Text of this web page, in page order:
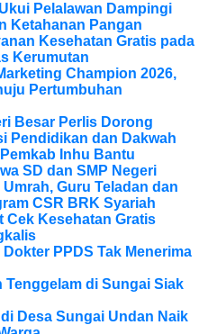
Pelalawan Dampingi
Ketahanan Pangan
Kesehatan Gratis pada
Kerumutan
Champion 2026,
Pertumbuhan
Besar Perlis Dorong
Pendidikan dan Dakwah
Inhu Bantu
SD dan SMP Negeri
Guru Teladan dan
CSR BRK Syariah
Cek Kesehatan Gratis
PPDS Tak Menerima
Tenggelam di Sungai Siak
Desa Sungai Undan Naik